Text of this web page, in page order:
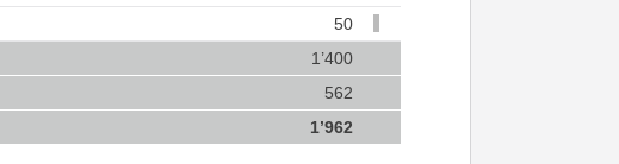
50
1’400
562
1’962